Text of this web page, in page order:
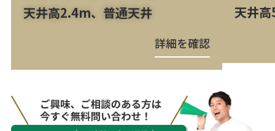
天井高2.4m、普通天井
詳細を確認
天井